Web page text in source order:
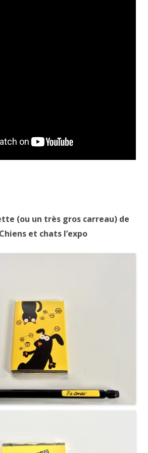
(ou un très gros carreau) de
et chats l’expo